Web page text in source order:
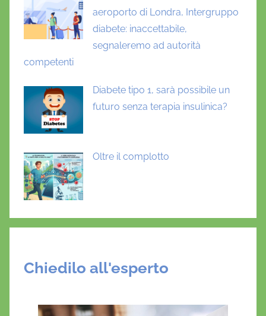
aeroporto di Londra, Intergruppo
diabete: inaccettabile,
segnaleremo ad autorità
competenti
Diabete tipo 1, sarà possibile un
futuro senza terapia insulinica?
Oltre il complotto
Chiedilo all'esperto